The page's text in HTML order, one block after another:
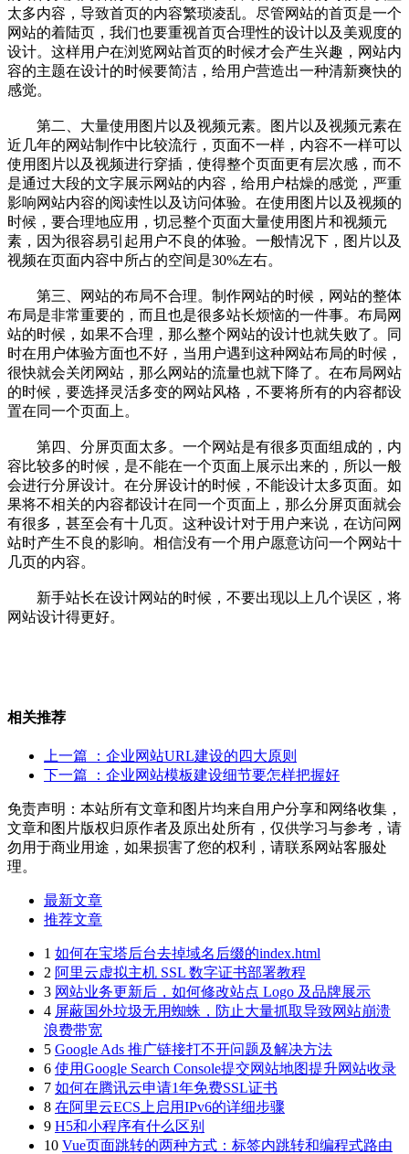
太多内容，导致首页的内容繁琐凌乱。尽管网站的首页是一个
网站的着陆页，我们也要重视首页合理性的设计以及美观度的
设计。这样用户在浏览网站首页的时候才会产生兴趣，网站内
容的主题在设计的时候要简洁，给用户营造出一种清新爽快的
感觉。
第二、大量使用图片以及视频元素。图片以及视频元素在
近几年的网站制作中比较流行，页面不一样，内容不一样可以
使用图片以及视频进行穿插，使得整个页面更有层次感，而不
是通过大段的文字展示网站的内容，给用户枯燥的感觉，严重
影响网站内容的阅读性以及访问体验。在使用图片以及视频的
时候，要合理地应用，切忌整个页面大量使用图片和视频元
素，因为很容易引起用户不良的体验。一般情况下，图片以及
视频在页面内容中所占的空间是30%左右。
第三、网站的布局不合理。制作网站的时候，网站的整体
布局是非常重要的，而且也是很多站长烦恼的一件事。布局网
站的时候，如果不合理，那么整个网站的设计也就失败了。同
时在用户体验方面也不好，当用户遇到这种网站布局的时候，
很快就会关闭网站，那么网站的流量也就下降了。在布局网站
的时候，要选择灵活多变的网站风格，不要将所有的内容都设
置在同一个页面上。
第四、分屏页面太多。一个网站是有很多页面组成的，内
容比较多的时候，是不能在一个页面上展示出来的，所以一般
会进行分屏设计。在分屏设计的时候，不能设计太多页面。如
果将不相关的内容都设计在同一个页面上，那么分屏页面就会
有很多，甚至会有十几页。这种设计对于用户来说，在访问网
站时产生不良的影响。相信没有一个用户愿意访问一个网站十
几页的内容。
新手站长在设计网站的时候，不要出现以上几个误区，将
网站设计得更好。
相关推荐
上一篇
：企业网站URL建设的四大原则
下一篇
：企业网站模板建设细节要怎样把握好
免责声明：本站所有文章和图片均来自用户分享和网络收集，
文章和图片版权归原作者及原出处所有，仅供学习与参考，请
勿用于商业用途，如果损害了您的权利，请联系网站客服处
理。
最新文章
推荐文章
1 如何在宝塔后台去掉域名后缀的index.html
2 阿里云虚拟主机 SSL 数字证书部署教程
3 网站业务更新后，如何修改站点 Logo 及品牌展示
4 屏蔽国外垃圾无用蜘蛛，防止大量抓取导致网站崩溃
浪费带宽
5 Google Ads 推广链接打不开问题及解决方法
6 使用Google Search Console提交网站地图提升网站收录
7 如何在腾讯云申请1年免费SSL证书
8 在阿里云ECS上启用IPv6的详细步骤
9 H5和小程序有什么区别
10 Vue页面跳转的两种方式：标签内跳转和编程式路由